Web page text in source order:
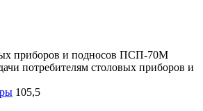
приборов и подносов ПСП-70М
потребителям столовых приборов и
105,5